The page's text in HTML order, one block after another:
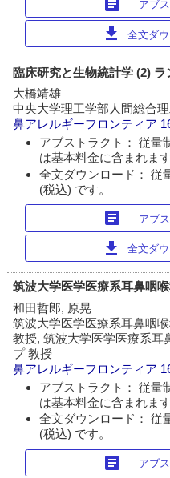
アブ
download 全文ダ
臨床研究と生物統計学 (2)
大橋靖雄
中央大学理工学部人間総合
鼻アレルギーフロンティア
アブストラクト： 従量
は基本料金に含まれます
全文ダウンロード： 従
(税込) です。
article アブ
download 全文ダ
筑波大学医学医療系耳鼻咽
和田哲郎, 原晃
筑波大学医学医療系耳鼻咽
教授, 筑波大学医学医療系耳
プ 教授
鼻アレルギーフロンティア
アブストラクト： 従量
は基本料金に含まれます
全文ダウンロード： 従
(税込) です。
article アブ